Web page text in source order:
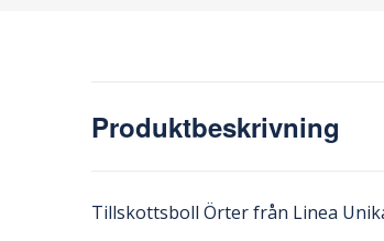
Produktbeskrivning
Tillskottsboll Örter från Linea